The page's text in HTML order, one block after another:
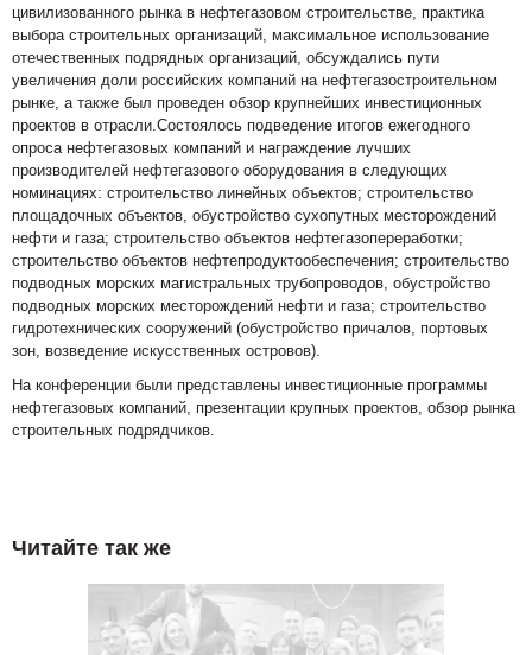
цивилизованного рынка в нефтегазовом строительстве, практика
выбора строительных организаций, максимальное использование
отечественных подрядных организаций, обсуждались пути
увеличения доли российских компаний на нефтегазостроительном
рынке, а также был проведен обзор крупнейших инвестиционных
проектов в отрасли.Состоялось подведение итогов ежегодного
опроса нефтегазовых компаний и награждение лучших
производителей нефтегазового оборудования в следующих
номинациях: строительство линейных объектов; строительство
площадочных объектов, обустройство сухопутных месторождений
нефти и газа; строительство объектов нефтегазопереработки;
строительство объектов нефтепродуктообеспечения; строительство
подводных морских магистральных трубопроводов, обустройство
подводных морских месторождений нефти и газа; строительство
гидротехнических сооружений (обустройство причалов, портовых
зон, возведение искусственных островов).
На конференции были представлены инвестиционные программы
нефтегазовых компаний, презентации крупных проектов, обзор рынка
строительных подрядчиков.
Читайте так же